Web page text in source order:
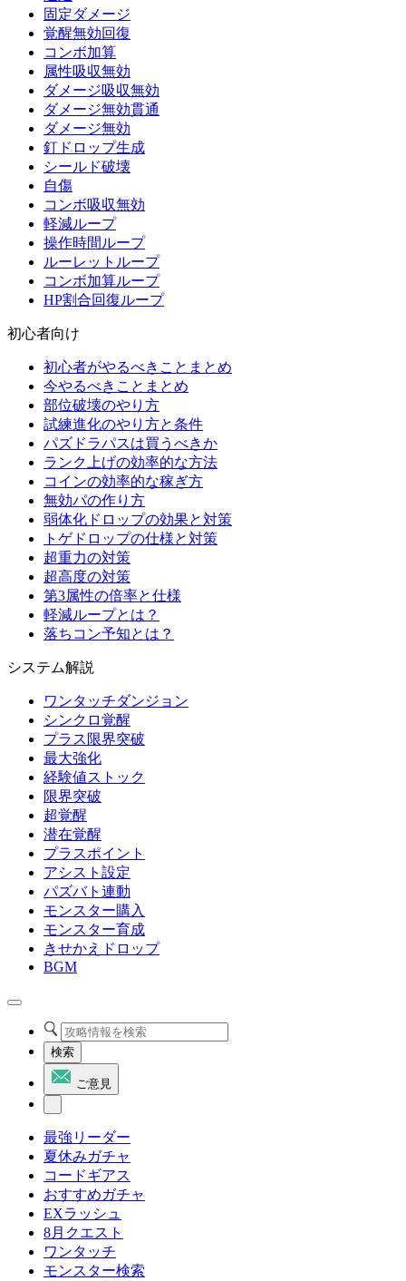
固定ダメージ
覚醒無効回復
コンボ加算
属性吸収無効
ダメージ吸収無効
ダメージ無効貫通
ダメージ無効
釘ドロップ生成
シールド破壊
自傷
コンボ吸収無効
軽減ループ
操作時間ループ
ルーレットループ
コンボ加算ループ
HP割合回復ループ
初心者向け
初心者がやるべきことまとめ
今やるべきことまとめ
部位破壊のやり方
試練進化のやり方と条件
パズドラパスは買うべきか
ランク上げの効率的な方法
コインの効率的な稼ぎ方
無効パの作り方
弱体化ドロップの効果と対策
トゲドロップの仕様と対策
超重力の対策
超高度の対策
第3属性の倍率と仕様
軽減ループとは？
落ちコン予知とは？
システム解説
ワンタッチダンジョン
シンクロ覚醒
プラス限界突破
最大強化
経験値ストック
限界突破
超覚醒
潜在覚醒
プラスポイント
アシスト設定
パズバト連動
モンスター購入
モンスター育成
きせかえドロップ
BGM
検索
ご意見
最強リーダー
夏休みガチャ
コードギアス
おすすめガチャ
EXラッシュ
8月クエスト
ワンタッチ
モンスター検索